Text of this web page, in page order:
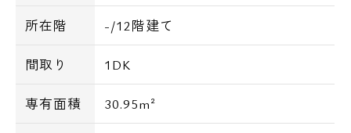
所在階 -/12階建て
間取り 1DK
専有面積 30.95m²